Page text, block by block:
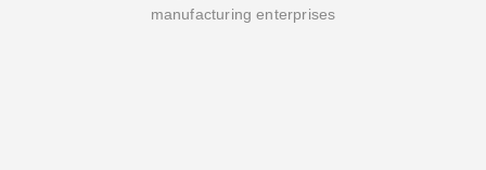
manufacturing enterprises